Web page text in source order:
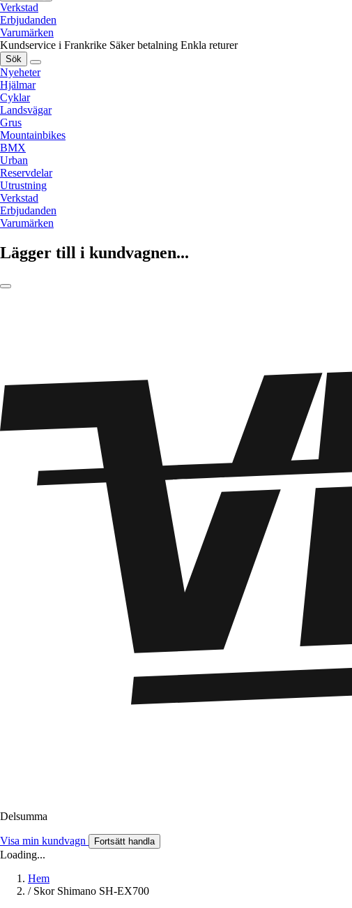
Verkstad
Erbjudanden
Varumärken
Kundservice i Frankrike Säker betalning Enkla returer
Sök
Nyeheter
Hjälmar
Cyklar
Landsvägar
Grus
Mountainbikes
BMX
Urban
Reservdelar
Utrustning
Verkstad
Erbjudanden
Varumärken
Lägger till i kundvagnen...
Delsumma
Visa min kundvagn Fortsätt handla
Loading...
Hem
/ Skor Shimano SH-EX700